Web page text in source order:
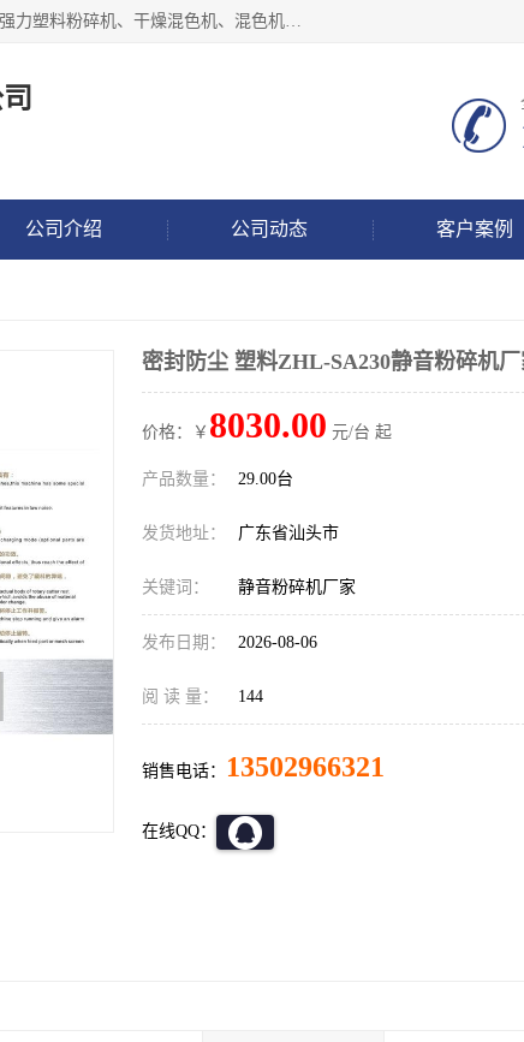
汕头经济特区震龙塑料机械有限公司专注于制造强力粉碎机、静音粉碎机、塑料粉碎机、强力塑料粉碎机、干燥混色机、混色机、冷水机、上料机等塑料辅助机械。
公司介绍 公司动态 客户案例
密封防尘 塑料ZHL-SA230静音粉碎机
价格：￥ 8030.00 元/台 起
产品数量： 29.00台
发货地址： 广东省汕头市
关键词： 静音粉碎机厂家
发布日期： 2026-08-06
阅 读 量： 144
销售电话： 13502966321
在线QQ：